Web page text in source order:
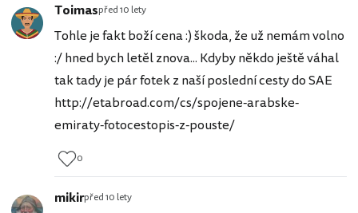
Toimaspřed 10 lety
Tohle je fakt boží cena :) škoda, že už nemám volno
:/ hned bych letěl znova... Kdyby někdo ještě váhal
tak tady je pár fotek z naší poslední cesty do SAE
http://etabroad.com/cs/spojene-arabske-
emiraty-fotocestopis-z-pouste/
0
mikirpřed 10 lety